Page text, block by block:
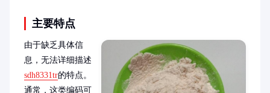
主要特点
由于缺乏具体信
息，无法详细描述
sdh8331tr的特点。
通常，这类编码可